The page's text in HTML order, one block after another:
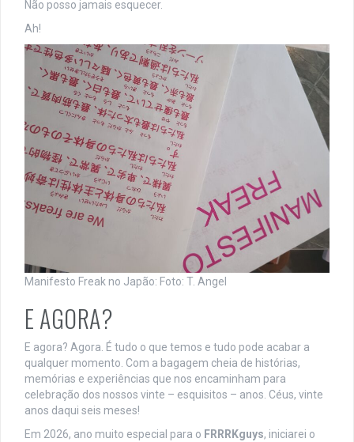
Não posso jamais esquecer.
Ah!
Manifesto Freak no Japão: Foto: T. Angel
E AGORA?
E agora? Agora. É tudo o que temos e tudo pode acabar a
qualquer momento. Com a bagagem cheia de histórias,
memórias e experiências que nos encaminham para
celebração dos nossos vinte – esquisitos – anos. Céus, vinte
anos daqui seis meses!
Em 2026, ano muito especial para o FRRRKguys, iniciarei o